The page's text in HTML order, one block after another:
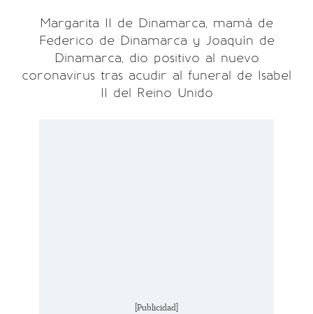
Margarita II de Dinamarca, mamá de
Federico de Dinamarca y Joaquín de
Dinamarca, dio positivo al nuevo
coronavirus tras acudir al funeral de Isabel
II del Reino Unido
[Publicidad]